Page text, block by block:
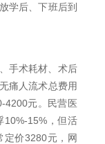
学后、下班后到
手术耗材、术后
痛人流术总费用
4200元。民营医
10%-15%，但活
定价3280元，网